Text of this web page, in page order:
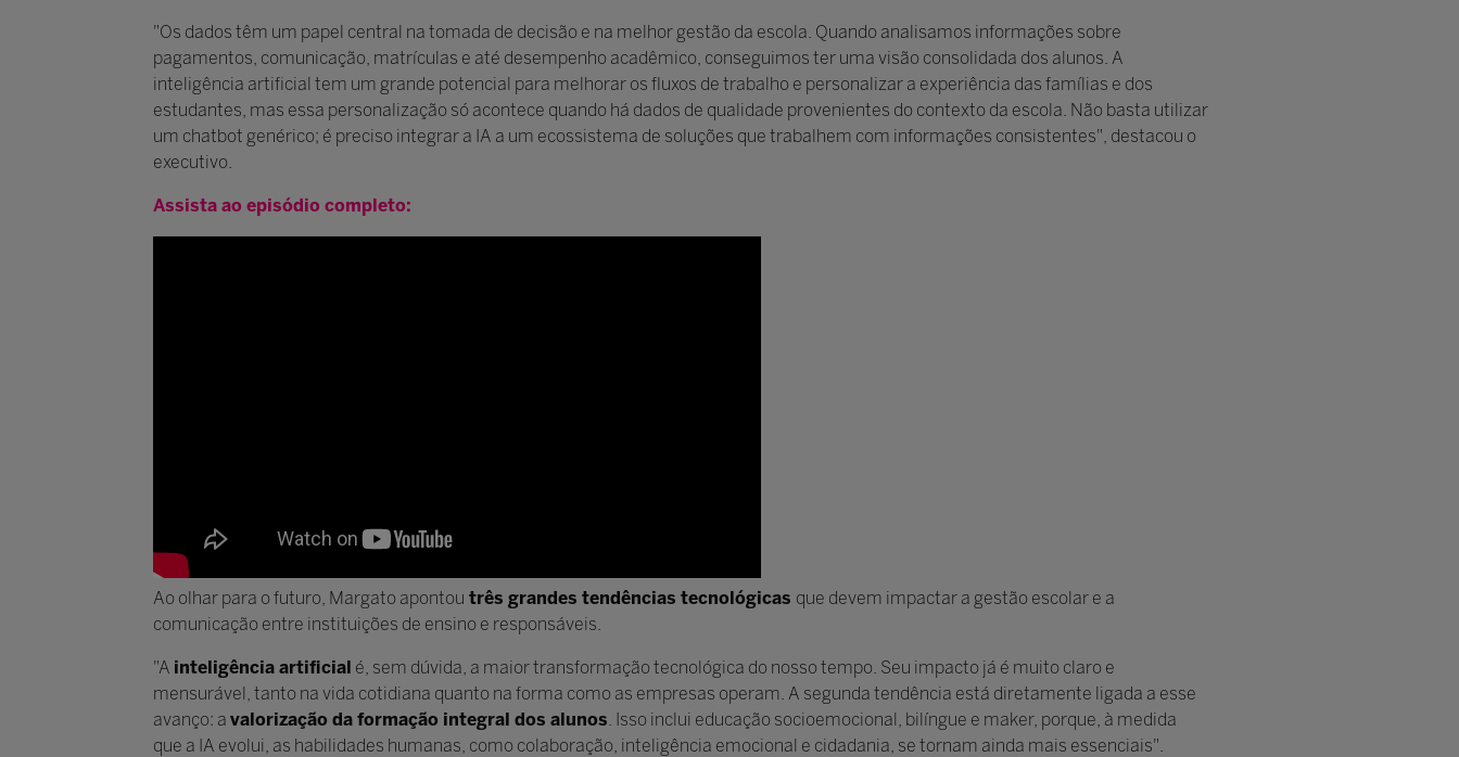
"Os dados têm um papel central na tomada de decisão e na melhor gestão da escola. Quando analisamos informações sobre
pagamentos, comunicação, matrículas e até desempenho acadêmico, conseguimos ter uma visão consolidada dos alunos. A
inteligência artificial tem um grande potencial para melhorar os fluxos de trabalho e personalizar a experiência das famílias e dos
estudantes, mas essa personalização só acontece quando há dados de qualidade provenientes do contexto da escola. Não basta utilizar
um chatbot genérico; é preciso integrar a IA a um ecossistema de soluções que trabalhem com informações consistentes", destacou o
executivo.
Assista ao episódio completo:
Ao olhar para o futuro, Margato apontou três grandes tendências tecnológicas que devem impactar a gestão escolar e a
comunicação entre instituições de ensino e responsáveis.
"A inteligência artificial é, sem dúvida, a maior transformação tecnológica do nosso tempo. Seu impacto já é muito claro e
mensurável, tanto na vida cotidiana quanto na forma como as empresas operam. A segunda tendência está diretamente ligada a esse
avanço: a valorização da formação integral dos alunos. Isso inclui educação socioemocional, bilíngue e maker, porque, à medida
que a IA evolui, as habilidades humanas, como colaboração, inteligência emocional e cidadania, se tornam ainda mais essenciais".